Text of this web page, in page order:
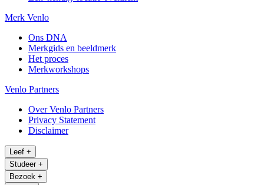
Merk Venlo
Ons DNA
Merkgids en beeldmerk
Het proces
Merkworkshops
Venlo Partners
Over Venlo Partners
Privacy Statement
Disclaimer
Leef +
Studeer +
Bezoek +